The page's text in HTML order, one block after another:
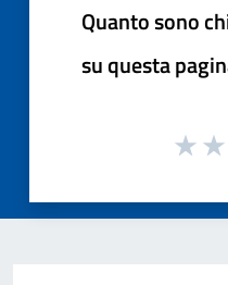
Quanto sono
su questa